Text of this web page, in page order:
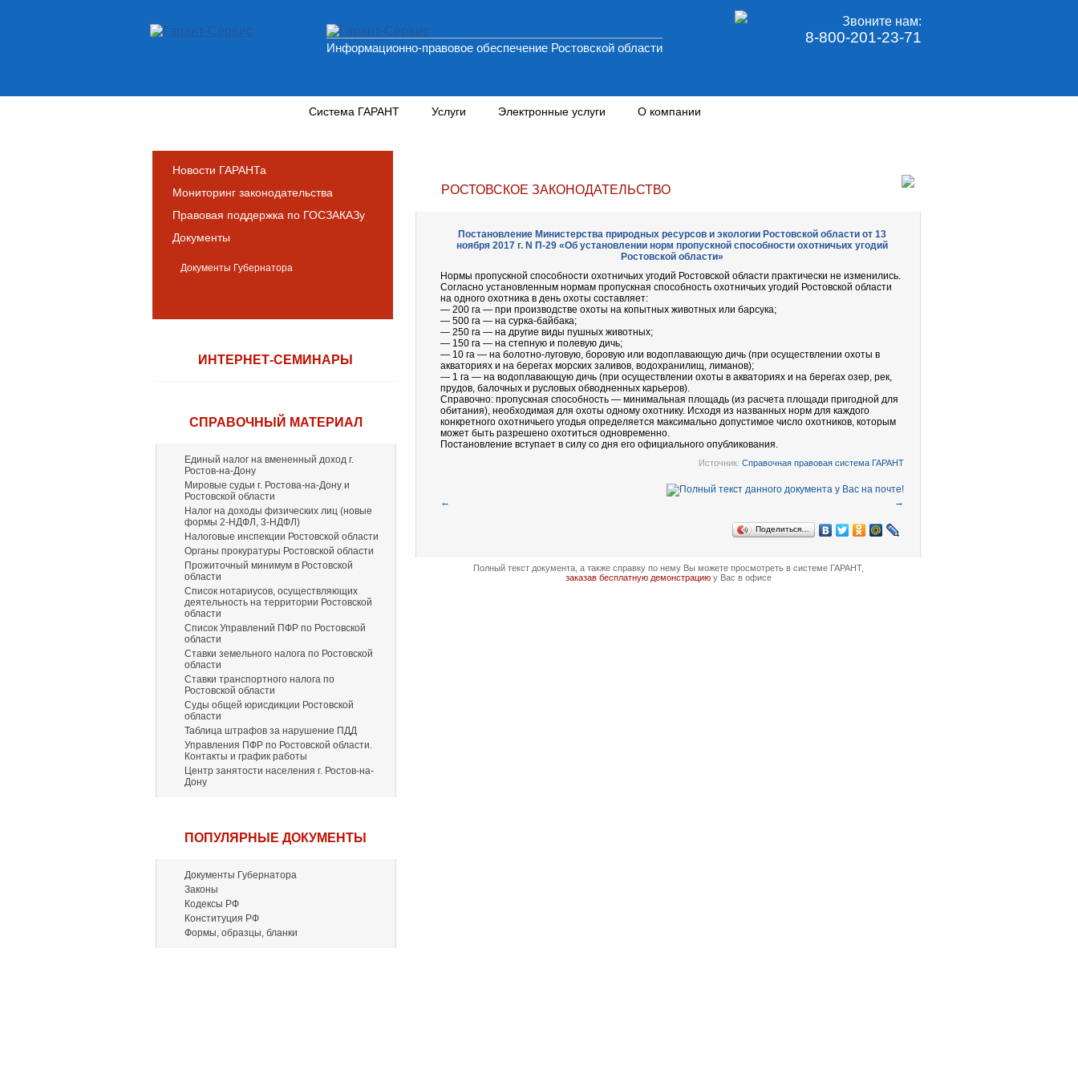
Информационно-правовое обеспечение Ростовской области
Звоните нам:
8-800-201-23-71
Система ГАРАНТ Услуги Электронные услуги О компании
Новости ГАРАНТа
Мониторинг законодательства
Правовая поддержка по ГОСЗАКАЗу
Документы
Документы Губернатора
ИНТЕРНЕТ-СЕМИНАРЫ
СПРАВОЧНЫЙ МАТЕРИАЛ
Единый налог на вмененный доход г.
Ростов-на-Дону
Мировые судьи г. Ростова-на-Дону и
Ростовской области
Налог на доходы физических лиц (новые
формы 2-НДФЛ, 3-НДФЛ)
Налоговые инспекции Ростовской области
Органы прокуратуры Ростовской области
Прожиточный минимум в Ростовской
области
Список нотариусов, осуществляющих
деятельность на территории Ростовской
области
Список Управлений ПФР по Ростовской
области
Ставки земельного налога по Ростовской
области
Ставки транспортного налога по
Ростовской области
Суды общей юрисдикции Ростовской
области
Таблица штрафов за нарушение ПДД
Управления ПФР по Ростовской области.
Контакты и график работы
Центр занятости населения г. Ростов-на-
Дону
ПОПУЛЯРНЫЕ ДОКУМЕНТЫ
Документы Губернатора
Законы
Кодексы РФ
Конституция РФ
Формы, образцы, бланки
РОСТОВСКОЕ ЗАКОНОДАТЕЛЬСТВО
Постановление Министерства природных ресурсов и экологии Ростовской области от 13
ноября 2017 г. N П-29 «Об установлении норм пропускной способности охотничьих угодий
Ростовской области»
Нормы пропускной способности охотничьих угодий Ростовской области практически не изменились.
Согласно установленным нормам пропускная способность охотничьих угодий Ростовской области
на одного охотника в день охоты составляет:
— 200 га — при производстве охоты на копытных животных или барсука;
— 500 га — на сурка-байбака;
— 250 га — на другие виды пушных животных;
— 150 га — на степную и полевую дичь;
— 10 га — на болотно-луговую, боровую или водоплавающую дичь (при осуществлении охоты в
акваториях и на берегах морских заливов, водохранилищ, лиманов);
— 1 га — на водоплавающую дичь (при осуществлении охоты в акваториях и на берегах озер, рек,
прудов, балочных и русловых обводненных карьеров).
Справочно: пропускная способность — минимальная площадь (из расчета площади пригодной для
обитания), необходимая для охоты одному охотнику. Исходя из названных норм для каждого
конкретного охотничьего угодья определяется максимально допустимое число охотников, которым
может быть разрешено охотиться одновременно.
Постановление вступает в силу со дня его официального опубликования.
Источник: Справочная правовая система ГАРАНТ
← →
Поделиться…
Полный текст документа, а также справку по нему Вы можете просмотреть в системе ГАРАНТ,
заказав бесплатную демонстрациюу Вас в офисе